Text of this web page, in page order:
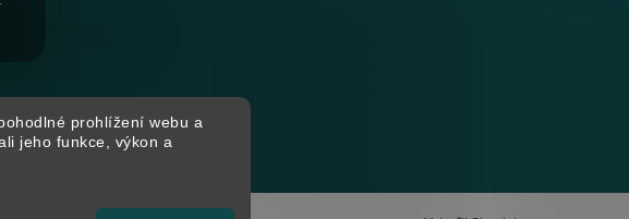
prohlížení webu a
jeho funkce, výkon a